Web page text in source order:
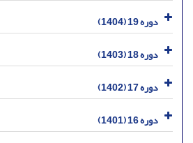
دوره 19 (1404)
دوره 18 (1403)
دوره 17 (1402)
دوره 16 (1401)